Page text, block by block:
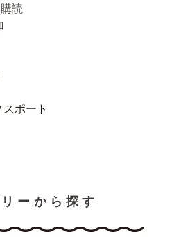
読
ポート
ーから探す